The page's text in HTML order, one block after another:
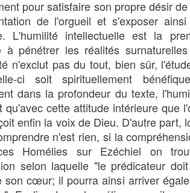
pour satisfaire son propre désir
de l'orgueil et s'exposer
L'humilité intellectuelle est la
à pénétrer les réalités
n'exclut pas du tout, bien sûr,
ci soit spirituellement
dans la profondeur du texte,
qu'avec cette attitude intérieure que
enfin la voix de Dieu. D'autre part,
n'est rien, si la
Homélies sur Ezéchiel on
selon laquelle "le prédicateur
son cœur; il pourra ainsi arriver